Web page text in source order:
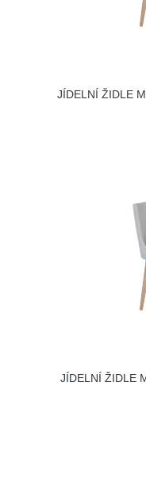
JÍDELNÍ ŽIDLE
JÍDELNÍ ŽIDLE